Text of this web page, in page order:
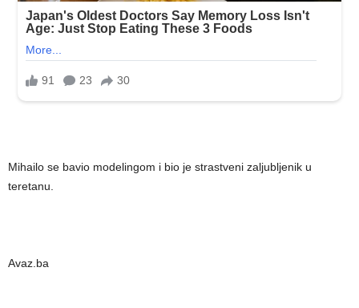
Mihailo se bavio modelingom i bio je strastveni zaljubljenik u
teretanu.
Avaz.ba